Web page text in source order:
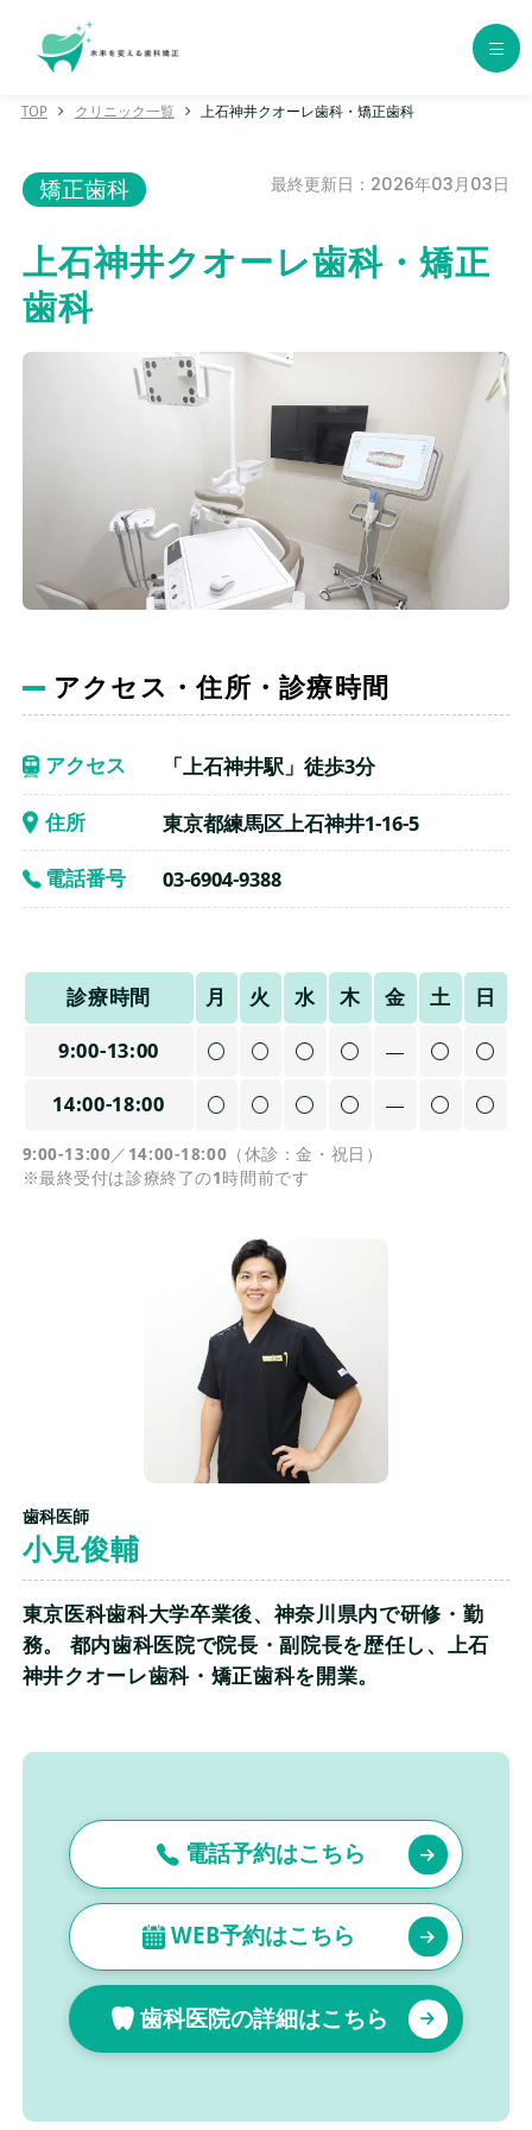
歯科矯正の種類
エリア別おすすめクリニック
クリニック一覧
コラム一覧
用語集
監修情報
当サイトについて
会社概要
個人情報保護方針
評価基準及び記事制作の流れ
TOP クリニック一覧 上石神井クオーレ歯科・矯正歯科
矯正歯科 最終更新日：2026年03月03日
上石神井クオーレ歯科・矯正
歯科
アクセス・住所・診療時間
アクセス 「上石神井駅」徒歩3分
住所 東京都練馬区上石神井1-16-5
電話番号 03-6904-9388
診療時間 月 火 水 木 金 土 日
9:00-13:00
14:00-18:00
9:00-13:00／14:00-18:00（休診：金・祝日）
※最終受付は診療終了の1時間前です
歯科医師
小見俊輔
東京医科歯科大学卒業後、神奈川県内で研修・勤
務。 都内歯科医院で院長・副院長を歴任し、上石
神井クオーレ歯科・矯正歯科を開業。
電話予約はこちら
WEB予約はこちら
歯科医院の詳細はこちら